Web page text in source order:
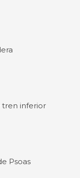
tren inferior
Psoas